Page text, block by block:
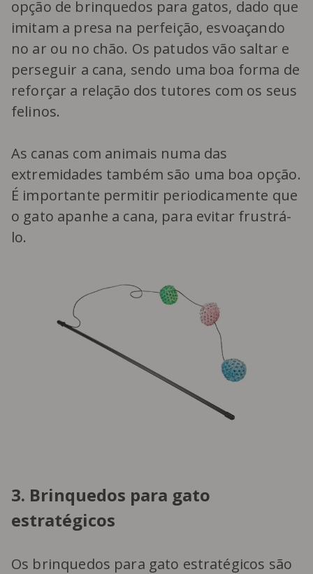
opção de brinquedos para gatos, dado que
imitam a presa na perfeição, esvoaçando
no ar ou no chão. Os patudos vão saltar e
perseguir a cana, sendo uma boa forma de
reforçar a relação dos tutores com os seus
felinos.
As canas com animais numa das
extremidades também são uma boa opção.
É importante permitir periodicamente que
o gato apanhe a cana, para evitar frustrá-
lo.
3. Brinquedos para gato
estratégicos
Os brinquedos para gato estratégicos são